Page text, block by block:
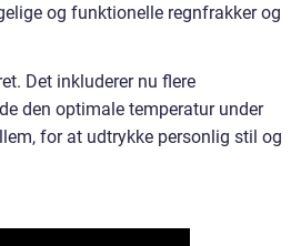
og funktionelle regnfrakker og
Det inkluderer nu flere
den optimale temperatur under
for at udtrykke personlig stil og